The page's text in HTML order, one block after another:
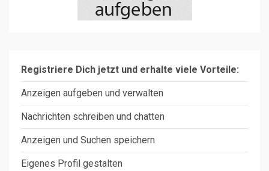
Registriere Dich jetzt und erhalte viele Vorteile:
Anzeigen aufgeben und verwalten
Nachrichten schreiben und chatten
Anzeigen und Suchen speichern
Eigenes Profil gestalten